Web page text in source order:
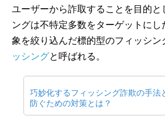
ユーザーから詐取することを目的と
ングは不特定多数をターゲットに
象を絞り込んだ標的型のフィッシン
ッシングと呼ばれる。
巧妙化するフィッシング詐欺の手法
防ぐための対策とは？